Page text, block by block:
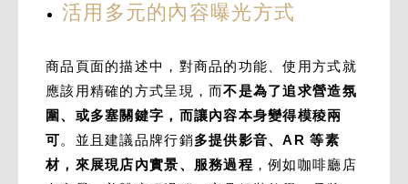
活用多元的內容曝光方式
商品頁面的描述中，對商品的功能、使用方式就
應該用精確的方式呈現，而不是為了追求營造氛
圍、或多塞關鍵字，而讓內容本身變得模稜兩
可。並且建議品牌行銷多提供影音、AR 等素
材，來展現店內實景、服務過程 ，例如咖啡廳店